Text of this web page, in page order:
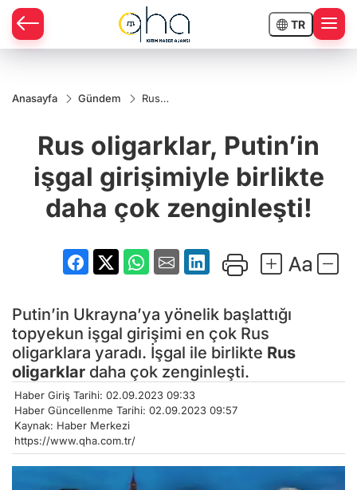
TR
Anasayfa Gündem
Rus
girişimiyle
daha çok
zenginleşti!
Rus oligarklar, Putin’in
işgal girişimiyle birlikte
daha çok zenginleşti!
Putin’in Ukrayna’ya yönelik başlattığı
topyekun işgal girişimi en çok Rus
oligarklara yaradı. İşgal ile birlikte Rus
oligarklar daha çok zenginleşti.
Haber Giriş Tarihi: 02.09.2023 09:33
Haber Güncellenme Tarihi: 02.09.2023 09:57
Kaynak: Haber Merkezi
https://www.qha.com.tr/